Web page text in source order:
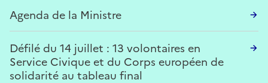
Agenda de la Ministre
Défilé du 14 juillet : 13 volontaires en
Service Civique et du Corps européen de
solidarité au tableau final